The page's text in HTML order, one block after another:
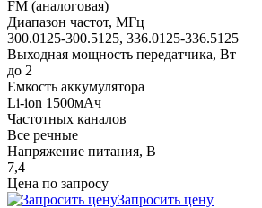
FM (аналоговая)
Диапазон частот, МГц
300.0125-300.5125, 336.0125-336.5125
Выходная мощность передатчика, Вт
до 2
Емкость аккумулятора
Li-ion 1500мАч
Частотных каналов
Все речные
Напряжение питания, В
7,4
Цена по запросу
Запросить цену